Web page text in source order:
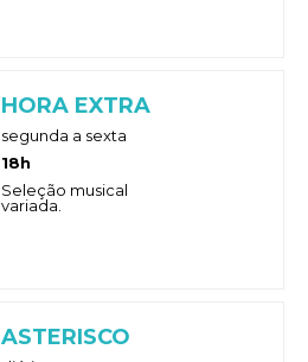
HORA EXTRA
segunda a sexta
18h
Seleção musical
variada.
ASTERISCO